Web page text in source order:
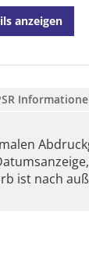
anzeigen
ist nach